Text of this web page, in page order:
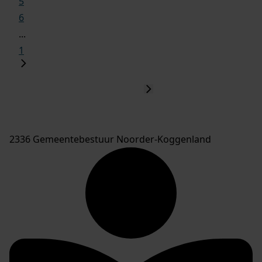
6
...
1
2336 Gemeentebestuur Noorder-Koggenland